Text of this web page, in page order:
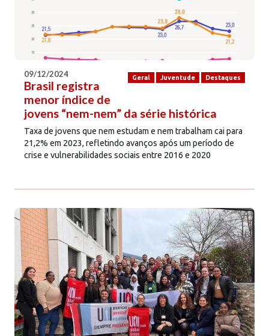
Geral Juventude Destaques
09/12/2024
Brasil registra
menor índice de
jovens “nem-nem” da série histórica
Taxa de jovens que nem estudam e nem trabalham cai para
21,2% em 2023, refletindo avanços após um período de
crise e vulnerabilidades sociais entre 2016 e 2020